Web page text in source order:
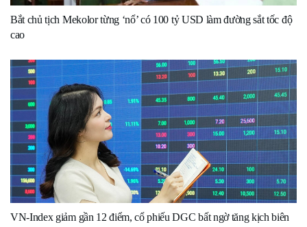
Bắt chủ tịch Mekolor từng ‘nổ’ có 100 tỷ USD làm đường sắt tốc độ
cao
VN-Index giảm gần 12 điểm, cổ phiếu DGC bất ngờ tăng kịch biên